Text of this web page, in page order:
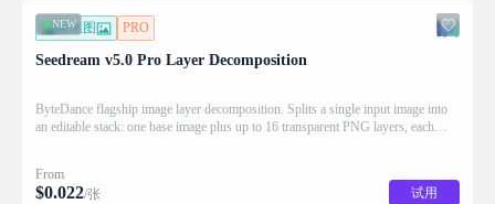
NEW
图生图 PRO
Seedream v5.0 Pro Layer Decomposition
ByteDance flagship image layer decomposition. Splits a single input image into
an editable stack: one base image plus up to 16 transparent PNG layers, each
From
$0.022/张 试用